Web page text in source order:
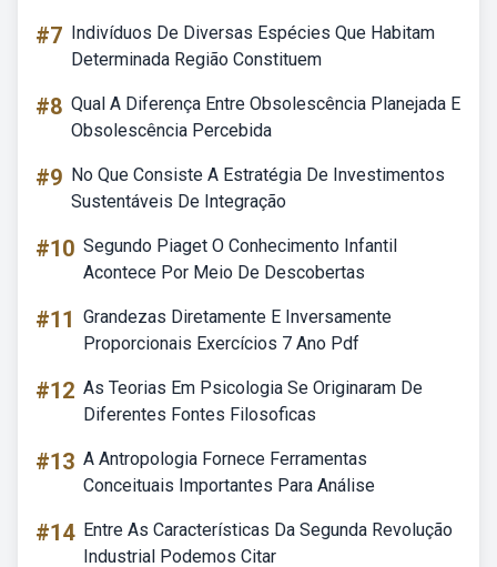
#7 Indivíduos De Diversas Espécies Que Habitam
Determinada Região Constituem
#8 Qual A Diferença Entre Obsolescência Planejada E
Obsolescência Percebida
#9 No Que Consiste A Estratégia De Investimentos
Sustentáveis De Integração
#10 Segundo Piaget O Conhecimento Infantil
Acontece Por Meio De Descobertas
#11 Grandezas Diretamente E Inversamente
Proporcionais Exercícios 7 Ano Pdf
#12 As Teorias Em Psicologia Se Originaram De
Diferentes Fontes Filosoficas
#13 A Antropologia Fornece Ferramentas
Conceituais Importantes Para Análise
#14 Entre As Características Da Segunda Revolução
Industrial Podemos Citar